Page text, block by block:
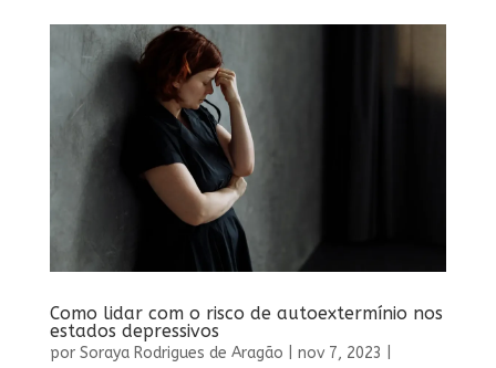
Como lidar com o risco de autoextermínio nos
estados depressivos
por Soraya Rodrigues de Aragão nov 7, 2023